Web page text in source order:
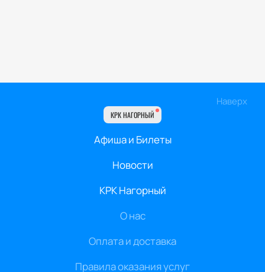
Наверх
КРК НАГОРНЫЙ
Афиша и Билеты
Новости
КРК Нагорный
О нас
Оплата и доставка
Правила оказания услуг